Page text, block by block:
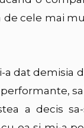
cele mai
dat demisia
a decis